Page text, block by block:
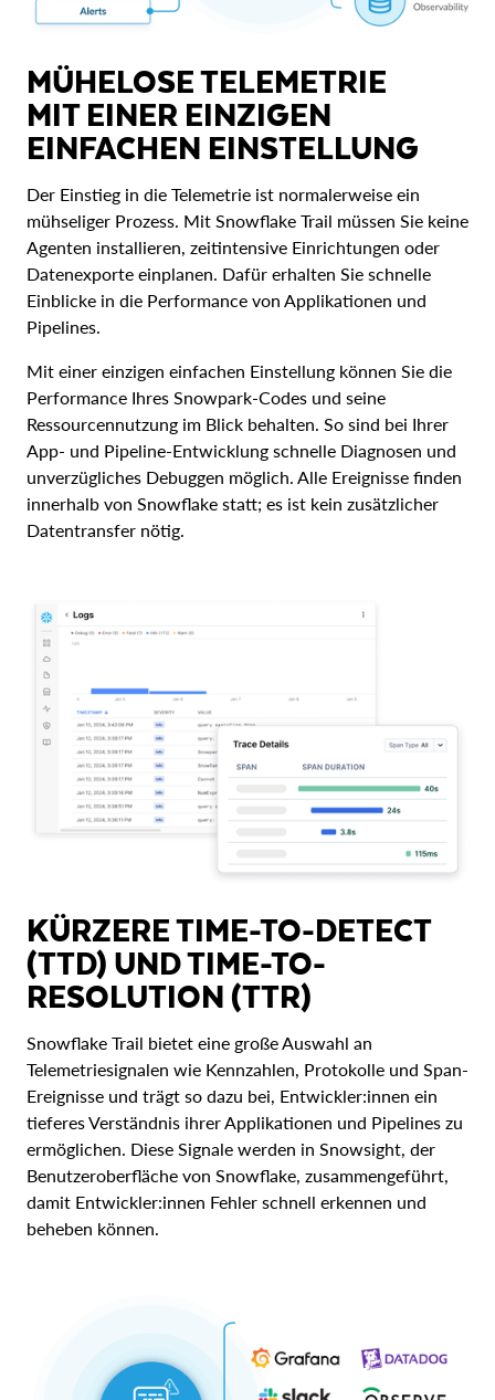
MÜHELOSE TELEMETRIE
MIT EINER EINZIGEN
EINFACHEN EINSTELLUNG
Der Einstieg in die Telemetrie ist normalerweise ein
mühseliger Prozess. Mit Snowflake Trail müssen Sie keine
Agenten installieren, zeitintensive Einrichtungen oder
Datenexporte einplanen. Dafür erhalten Sie schnelle
Einblicke in die Performance von Applikationen und
Pipelines.
Mit einer einzigen einfachen Einstellung können Sie die
Performance Ihres Snowpark-Codes und seine
Ressourcennutzung im Blick behalten. So sind bei Ihrer
App- und Pipeline-Entwicklung schnelle Diagnosen und
unverzügliches Debuggen möglich. Alle Ereignisse finden
innerhalb von Snowflake statt; es ist kein zusätzlicher
Datentransfer nötig.
KÜRZERE TIME-TO-DETECT
(TTD) UND TIME-TO-
RESOLUTION (TTR)
Snowflake Trail bietet eine große Auswahl an
Telemetriesignalen wie Kennzahlen, Protokolle und Span-
Ereignisse und trägt so dazu bei, Entwickler:innen ein
tieferes Verständnis ihrer Applikationen und Pipelines zu
ermöglichen. Diese Signale werden in Snowsight, der
Benutzeroberfläche von Snowflake, zusammengeführt,
damit Entwickler:innen Fehler schnell erkennen und
beheben können.